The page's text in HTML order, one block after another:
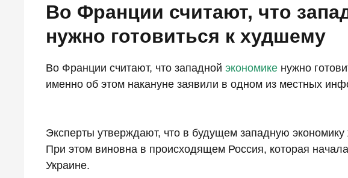
Во Франции считают, что
нужно готовиться к худшему
Во Франции считают, что западной экономике нужно
именно об этом накануне заявили в одном из местных
Эксперты утверждают, что в будущем западную
При этом виновна в происходящем Россия, которая
Украине.